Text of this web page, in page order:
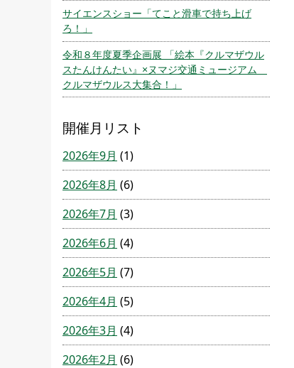
サイエンスショー「てこと滑車で持ち上げ
ろ！」
令和８年度夏季企画展 「絵本『クルマザウル
スたんけんたい』×ヌマジ交通ミュージアム
クルマザウルス大集合！」
開催月リスト
2026年9月 (1)
2026年8月 (6)
2026年7月 (3)
2026年6月 (4)
2026年5月 (7)
2026年4月 (5)
2026年3月 (4)
2026年2月 (6)